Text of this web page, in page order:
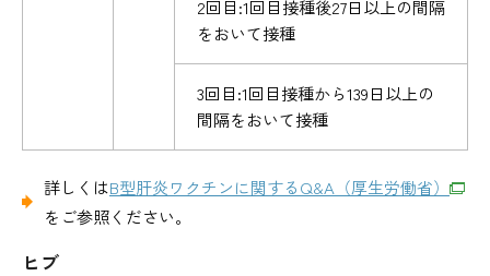
2回目:1回目接種後27日以上の間隔
をおいて接種
3回目:1回目接種から139日以上の
間隔をおいて接種
詳しくはB型肝炎ワクチンに関するQ&A（厚生労働省）
をご参照ください。
ヒブ